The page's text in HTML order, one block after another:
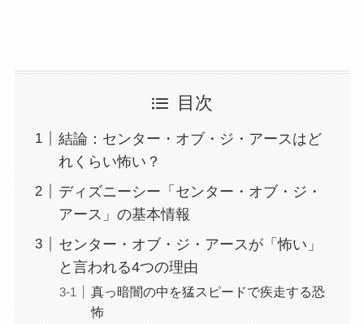
目次
結論：センター・オブ・ジ・アースはど
れくらい怖い？
ディズニーシー「センター・オブ・ジ・
アース」の基本情報
センター・オブ・ジ・アースが「怖い」
と言われる4つの理由
真っ暗闇の中を猛スピードで疾走する恐
怖